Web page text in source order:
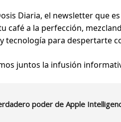
Diaria, el newsletter que
café a la perfección,
tecnología para despertarte
juntos la infusión
poder de Apple